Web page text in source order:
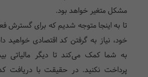
مشکل متغیر خواهد بود.
تا به اینجا متوجه شدیم که برای گسترش
خود، نیاز به گرفتن کد اقتصادی خواهید
به شما کمک می‌کند تا دیگر مالیاتی
پرداخت نکنید. در حقیقت با دریافت